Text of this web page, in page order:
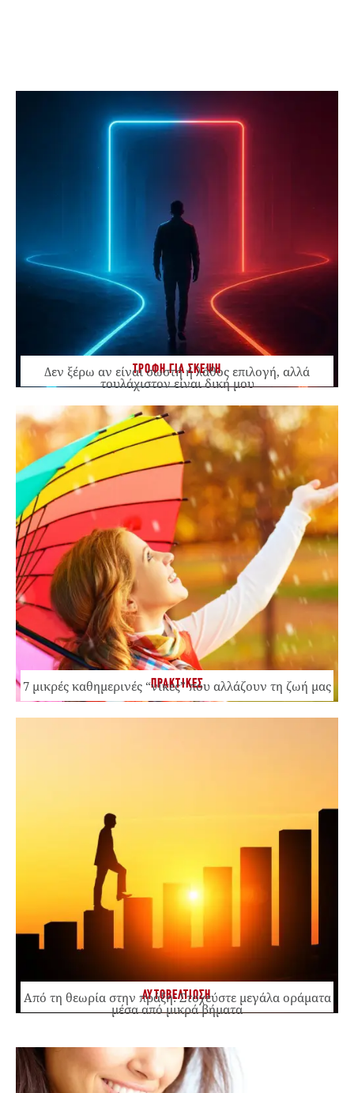
ΤΡΟΦΗ ΓΙΑ ΣΚΕΨΗ
Δεν ξέρω αν είναι σωστή ή λάθος επιλογή, αλλά
τουλάχιστον είναι δική μου
ΠΡΑΚΤΙΚΕΣ
7 μικρές καθημερινές “νίκες” που αλλάζουν τη ζωή μας
ΑΥΤΟΒΕΛΤΙΩΣΗ
Από τη θεωρία στην πράξη: Στοχεύστε μεγάλα οράματα
μέσα από μικρά βήματα